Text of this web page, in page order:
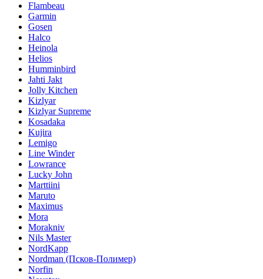
Flambeau
Garmin
Gosen
Halco
Heinola
Helios
Humminbird
Jahti Jakt
Jolly Kitchen
Kizlyar
Kizlyar Supreme
Kosadaka
Kujira
Lemigo
Line Winder
Lowrance
Lucky John
Marttiini
Maruto
Maximus
Mora
Morakniv
Nils Master
NordKapp
Nordman (Псков-Полимер)
Norfin